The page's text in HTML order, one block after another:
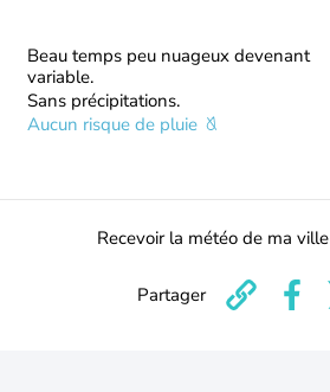
Beau temps peu nuageux devenant
variable.
Sans précipitations.
Aucun risque de pluie
Recevoir la météo de ma ville
Partager